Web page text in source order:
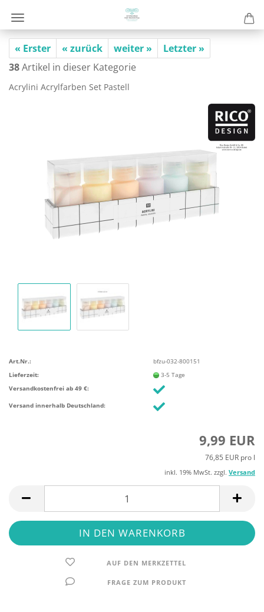
« Erster « zurück weiter »
Letzter »
38Artikel in dieser Kategorie
Acry­lini Acryl­far­ben Set Pas­tell
Art.Nr.:
bfzu-032-800151
Lieferzeit:
3-5 Tage
Versandkostenfrei ab 49 €:
Versand innerhalb Deutschland:
9,99 EUR
76,85 EUR pro l
inkl. 19% MwSt. zzgl. Versand
AUF DEN MERKZETTEL
FRAGE ZUM PRODUKT